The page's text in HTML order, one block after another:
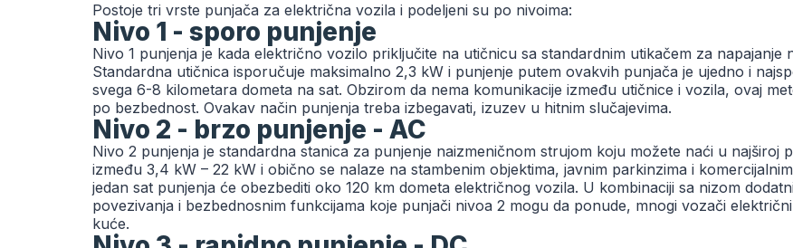
Postoje tri vrste punjača za električna vozila i podeljeni su po nivoima:
Nivo 1 - sporo punjenje
Nivo 1 punjenja je kada električno vozilo priključite na utičnicu sa standardnim utikačem za napajanje
Standardna utičnica isporučuje maksimalno 2,3 kW i punjenje putem ovakvih punjača je ujedno i
svega 6-8 kilometara dometa na sat. Obzirom da nema komunikacije između utičnice i vozila, ovaj
po bezbednost. Ovakav način punjenja treba izbegavati, izuzev u hitnim slučajevima.
Nivo 2 - brzo punjenje - AC
Nivo 2 punjenja je standardna stanica za punjenje naizmeničnom strujom koju možete naći u najširoj
između 3,4 kW – 22 kW i obično se nalaze na stambenim objektima, javnim parkinzima i
jedan sat punjenja će obezbediti oko 120 km dometa električnog vozila. U kombinaciji sa nizom
povezivanja i bezbednosnim funkcijama koje punjači nivoa 2 mogu da ponude, mnogi vozači
kuće.